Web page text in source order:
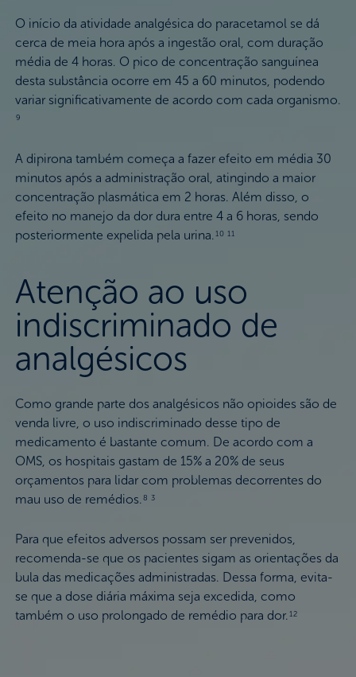
O início da atividade analgésica do paracetamol se dá
cerca de meia hora após a ingestão oral, com duração
média de 4 horas. O pico de concentração sanguínea
desta substância ocorre em 45 a 60 minutos, podendo
variar significativamente de acordo com cada organismo.
9
A dipirona também começa a fazer efeito em média 30
minutos após a administração oral, atingindo a maior
concentração plasmática em 2 horas. Além disso, o
efeito no manejo da dor dura entre 4 a 6 horas, sendo
posteriormente expelida pela urina.10 11
Atenção ao uso
indiscriminado de
analgésicos
Como grande parte dos analgésicos não opioides são de
venda livre, o uso indiscriminado desse tipo de
medicamento é bastante comum. De acordo com a
OMS, os hospitais gastam de 15% a 20% de seus
orçamentos para lidar com problemas decorrentes do
mau uso de remédios.8 3
Para que efeitos adversos possam ser prevenidos,
recomenda-se que os pacientes sigam as orientações da
bula das medicações administradas. Dessa forma, evita-
se que a dose diária máxima seja excedida, como
também o uso prolongado de remédio para dor.12